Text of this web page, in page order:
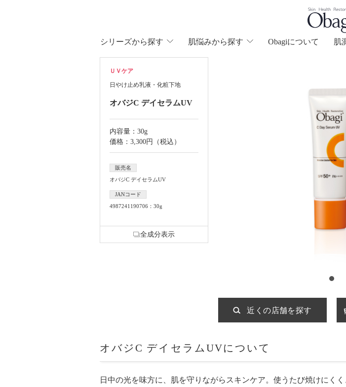
シリ ーズから探す 肌悩みから探す Obagiについて 肌
近くの店舗を探す
ＵＶケア
日やけ止め乳液・化粧下地
オバジC デイセラムUV
内容量：30g
価格：3,300円（税込）
販売名
オバジC デイセラムUV
JANコード
4987241190706：30g
全成分表示
オバジC デイセラムUVについて
日中の光を味方に、肌を守りながらスキンケア。使うたび焼けにく